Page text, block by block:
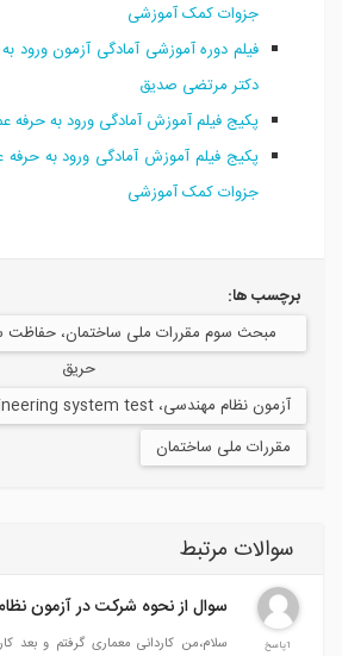
جزوات کمک آموزشی
فیلم دوره آموزشی آمادگی آزمون ورود
دکتر مرتضی صدیق
پکیج فیلم آموزش آمادگی ورود به حرفه
پکیج فیلم آموزش آمادگی ورود به حرفه
جزوات کمک آموزشی
برچسب ها:
مبحث سوم مقررات ملی ساختمان، حفاظت
حریق
آزمون نظام مهندسی، Engineering system test
مقررات ملی ساختمان
سوالات مرتبط
1پاسخ
سوال از نحوه شرکت در آزمون
سلام،من کاردانی معماری گرفتم و بعد